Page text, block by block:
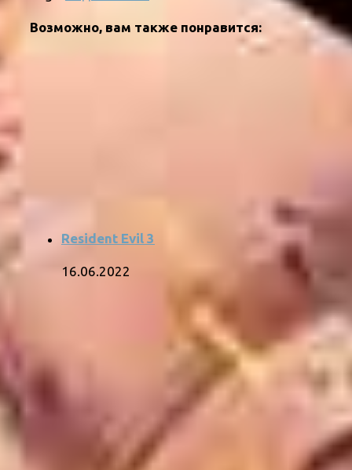
Возможно, вам также понравится:
Resident Evil 3
16.06.2022